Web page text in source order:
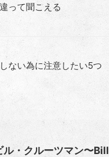
って聞こえる
ない為に注意したい5つ
ル・クルーツマン〜Bill